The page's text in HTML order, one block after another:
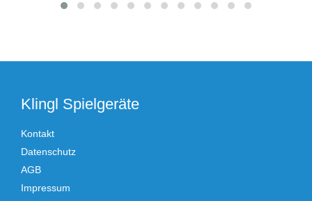
Klingl Spielgeräte
Kontakt
Datenschutz
AGB
Impressum